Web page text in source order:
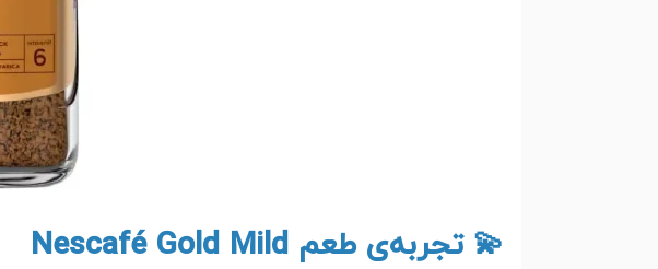
💫 تجربه‌ی طعم Nescafé Gold Mild